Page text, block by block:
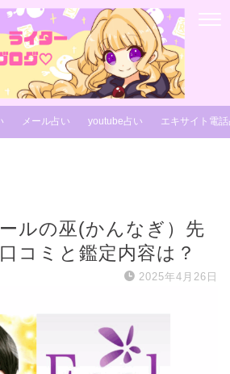
メール占い youtube占い エキサイト電
ルの巫(かんなぎ）先
コミと鑑定内容は？
2025年4月26日